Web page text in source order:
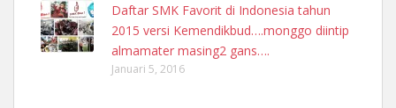
Daftar SMK Favorit di Indonesia tahun
2015 versi Kemendikbud….monggo diintip
almamater masing2 gans….
Januari 5, 2016